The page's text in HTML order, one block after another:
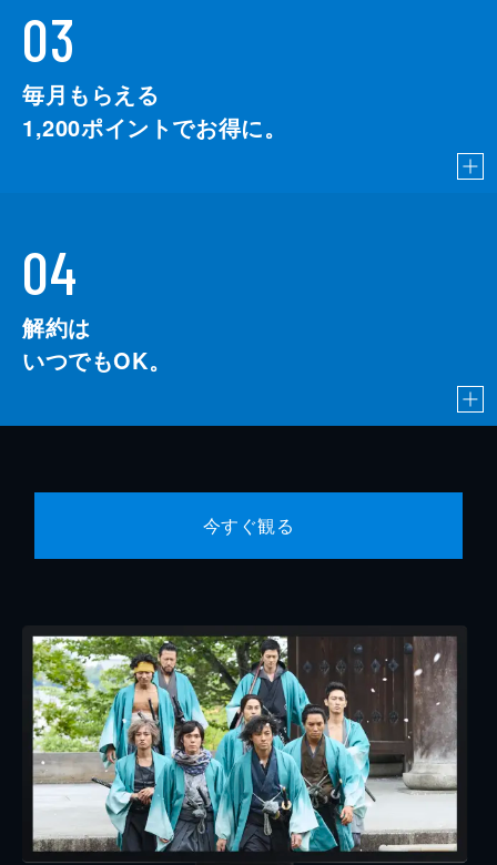
03
毎月もらえる
1,200ポイントでお得に。
04
解約は
いつでもOK。
今すぐ観る